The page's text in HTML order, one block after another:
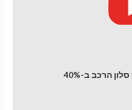
הרכב ב-40%